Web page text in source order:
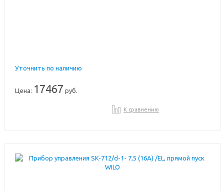
Уточнить по наличию
Цена: 17467 руб.
К сравнению